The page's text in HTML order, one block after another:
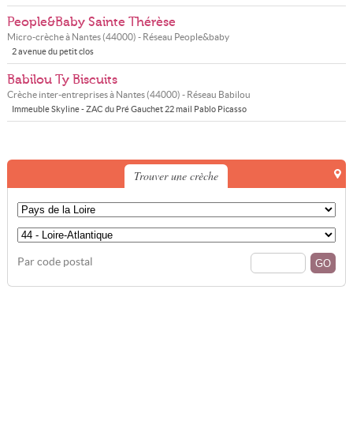
People&Baby Sainte Thérèse
Micro-crèche à Nantes(44000) - Réseau People&baby
2 avenue du petit clos
Babilou Ty Biscuits
Crèche inter-entreprises à Nantes(44000) - Réseau Babilou
Immeuble Skyline - ZAC du Pré Gauchet 22 mail Pablo Picasso
Trouver une crèche
Par code postal